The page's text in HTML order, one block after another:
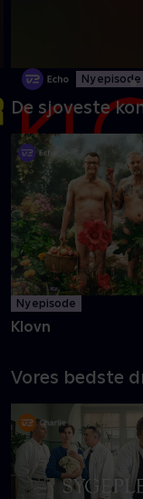
Ny episode
Danmarks pinligste
med tvivlsom
De sjoveste
Ny episode
Klovn
Vores bedste